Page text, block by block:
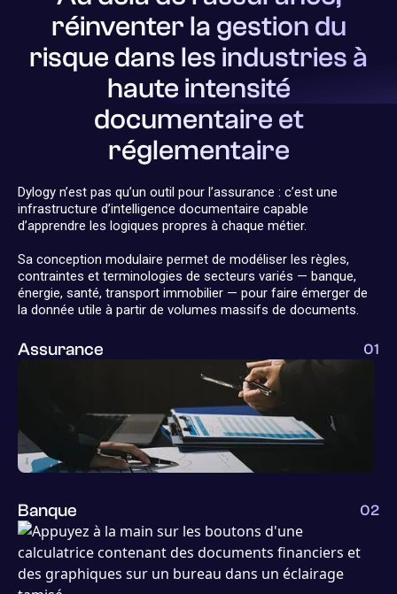
réinventer la gestion du
risque dans les industries à
haute intensité
documentaire et
réglementaire
Dylogy n’est pas qu’un outil pour l’assurance : c’est une
infrastructure d’intelligence documentaire capable
d’apprendre les logiques propres à chaque métier.
Sa conception modulaire permet de modéliser les règles,
contraintes et terminologies de secteurs variés — banque,
énergie, santé, transport immobilier — pour faire émerger de
la donnée utile à partir de volumes massifs de documents.
Assurance 01
Banque 02